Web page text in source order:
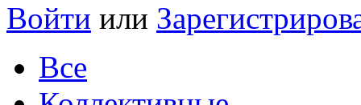
Войти или
Все